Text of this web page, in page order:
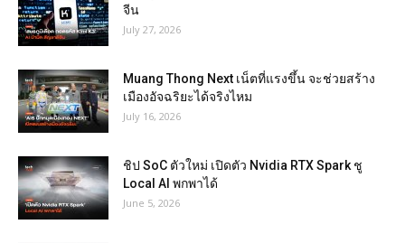
จีน
July 27, 2026
Muang Thong Next เน็ตที่แรงขึ้น จะช่วยสร้าง
เมืองอัจฉริยะได้จริงไหม
July 16, 2026
ชิป SoC ตัวใหม่ เปิดตัว Nvidia RTX Spark ชู
Local AI พกพาได้
June 5, 2026